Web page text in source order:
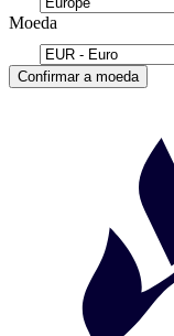
Moeda
Confirmar a moeda